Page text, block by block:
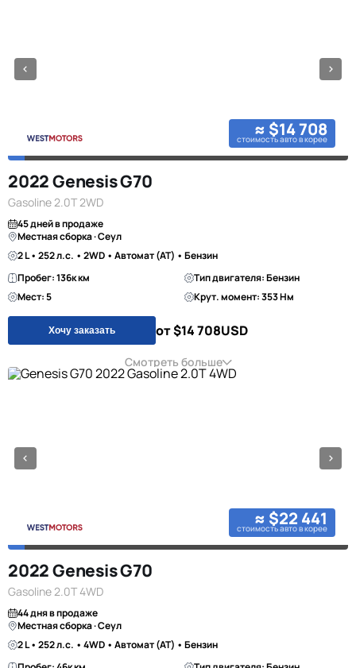
≈ $14 708
стоимость авто в корее
2022 Genesis G70
Gasoline 2.0T 2WD
45 дней в продаже
Местная сборка · Сеул
2 L • 252 л.с. • 2WD • Автомат (AT) • Бензин
Пробег: 136к км
Тип двигателя: Бензин
Мест: 5
Крут. момент: 353 Нм
Хочу заказать от $14 708USD
Смотреть больше
≈ $22 441
стоимость авто в корее
2022 Genesis G70
Gasoline 2.0T 4WD
44 дня в продаже
Местная сборка · Сеул
2 L • 252 л.с. • 4WD • Автомат (AT) • Бензин